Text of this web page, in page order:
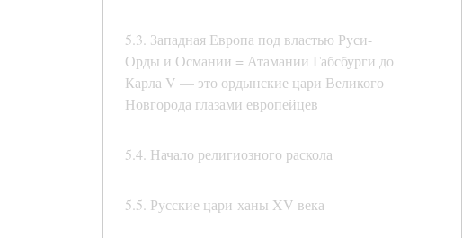
5.3. Западная Европа под властью Руси-
Орды и Османии = Атамании Габсбурги до
Карла V — это ордынские цари Великого
Новгорода глазами европейцев
5.4. Начало религиозного раскола
5.5. Русские цари-ханы XV века